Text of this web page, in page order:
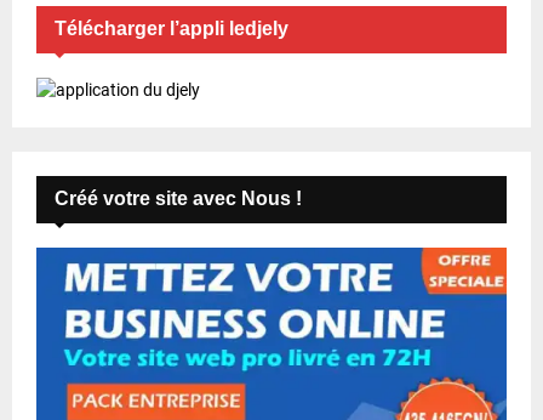
Télécharger l’appli ledjely
Créé votre site avec Nous !